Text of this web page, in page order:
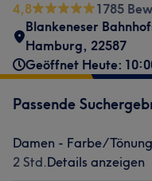
4,8
1785
Blankeneser
Hamburg, 22587
Geöffnet Heute:
Passende
Damen - Farbe/
2 Std.Details anzeigen